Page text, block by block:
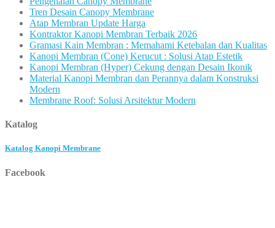
Tren Desain Canopy Membrane
Atap Membran Update Harga
Kontraktor Kanopi Membran Terbaik 2026
Gramasi Kain Membran : Memahami Ketebalan dan Kualitas
Kanopi Membran (Cone) Kerucut : Solusi Atap Estetik
Kanopi Membran (Hyper) Cekung dengan Desain Ikonik
Material Kanopi Membran dan Perannya dalam Konstruksi
Modern
Membrane Roof: Solusi Arsitektur Modern
Katalog
Katalog Kanopi Membrane
Facebook